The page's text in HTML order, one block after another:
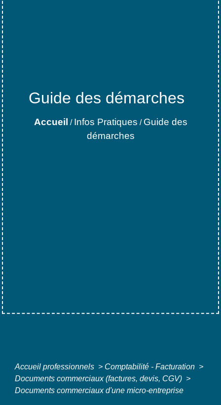
Guide des démarches
Accueil / Infos Pratiques / Guide des
démarches
Accueil professionnels > Comptabilité - Facturation >
Documents commerciaux (factures, devis, CGV) >
Documents commerciaux d'une micro-entreprise